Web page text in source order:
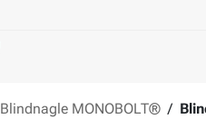
Blindnagle MONOBOLT® /